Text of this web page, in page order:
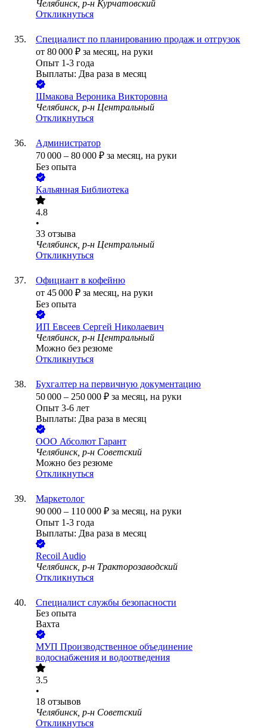
Челябинск, р-н Курчатовский
Откликнуться
Специалист по планированию продаж и отгрузок
от 80 000 ₽ за месяц, на руки
Опыт 1-3 года
Выплаты: Два раза в месяц
Шмакова Вероника Викторовна
Челябинск, р-н Центральный
Откликнуться
Администратор
70 000 – 80 000 ₽ за месяц, на руки
Без опыта
Кальянная Библиотека
4.8
•
33 отзыва
Челябинск, р-н Центральный
Откликнуться
Официант в кофейню
от 45 000 ₽ за месяц, на руки
Без опыта
ИП Евсеев Сергей Николаевич
Челябинск, р-н Центральный
Можно без резюме
Откликнуться
Бухгалтер на первичную документацию
50 000 – 250 000 ₽ за месяц, на руки
Опыт 3-6 лет
Выплаты: Два раза в месяц
ООО Абсолют Гарант
Челябинск, р-н Советский
Можно без резюме
Откликнуться
Маркетолог
90 000 – 110 000 ₽ за месяц, на руки
Опыт 1-3 года
Выплаты: Два раза в месяц
Recoil Audio
Челябинск, р-н Тракторозаводский
Откликнуться
Специалист службы безопасности
Без опыта
Вахта
МУП Производственное объединение
водоснабжения и водоотведения
3.5
•
18 отзывов
Челябинск, р-н Советский
Откликнуться